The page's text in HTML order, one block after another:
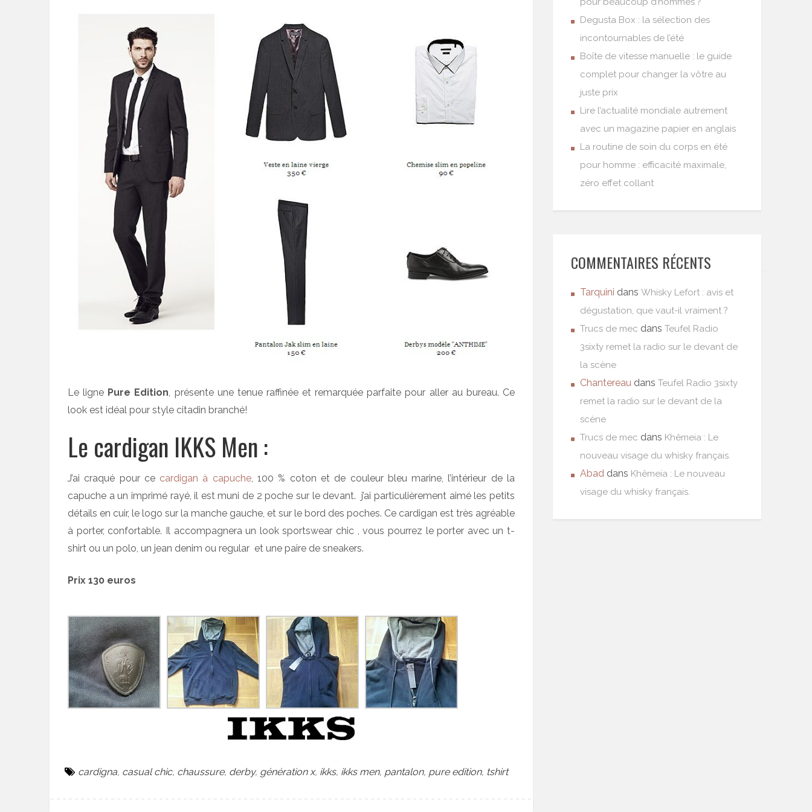
Le ligne Pure Edition, présente une tenue raffinée et remarquée parfaite pour aller au bureau. Ce
look est idéal pour style citadin branché!
Le cardigan IKKS Men :
J’ai craqué pour ce cardigan à capuche, 100 % coton et de couleur bleu marine, l’intérieur de la
capuche a un imprimé rayé, il est muni de 2 poche sur le devant. j’ai particulièrement aimé les petits
détails en cuir, le logo sur la manche gauche, et sur le bord des poches. Ce cardigan est très agréable
à porter, confortable. Il accompagnera un look sportswear chic , vous pourrez le porter avec un t-
shirt ou un polo, un jean denim ou regular et une paire de sneakers.
Prix 130 euros
cardigna, casual chic, chaussure, derby, génération x, ikks, ikks men, pantalon, pure edition, tshirt
Degusta Box : la sélection des
incontournables de l’été
Boîte de vitesse manuelle : le guide
complet pour changer la vôtre au
juste prix
Lire l’actualité mondiale autrement
avec un magazine papier en anglais
La routine de soin du corps en été
pour homme : efficacité maximale,
zéro effet collant
COMMENTAIRES RÉCENTS
Tarquini dans Whisky Lefort : avis et
dégustation, que vaut-il vraiment ?
Trucs de mec dans Teufel Radio
3sixty remet la radio sur le devant de
la scène
Chantereau dans Teufel Radio 3sixty
remet la radio sur le devant de la
scène
Trucs de mec dans Khêmeia : Le
nouveau visage du whisky français.
Abad dans Khêmeia : Le nouveau
visage du whisky français.